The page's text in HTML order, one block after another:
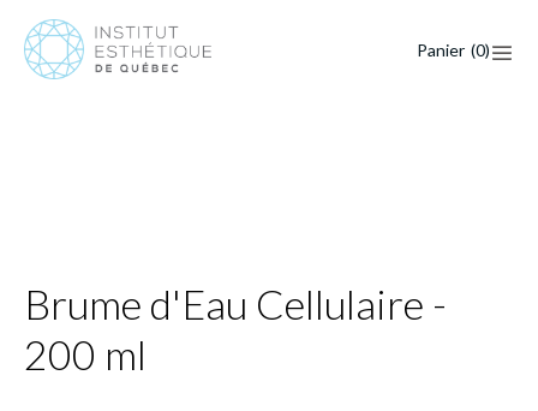
Panier (0)
Brume d'Eau Cellulaire -
200 ml